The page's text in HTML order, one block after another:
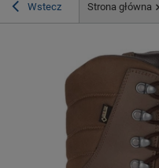
Wstecz Strona główna